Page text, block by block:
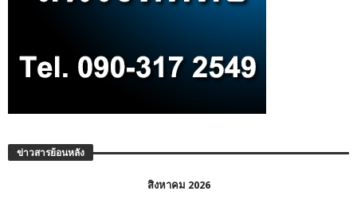
ข่าวสารย้อนหลัง
สิงหาคม 2026